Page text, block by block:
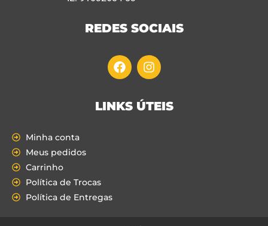
REDES SOCIAIS
LINKS ÚTEIS
Minha conta
Meus pedidos
Carrinho
Política de Trocas
Política de Entregas